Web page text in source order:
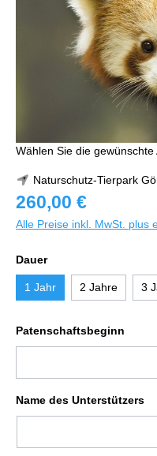
Wählen Sie die
Naturschutz-Tierpark
260,00 €
Alle Preise inkl. MwSt. plus
Dauer
1 Jahr 2 Jahre 3
Patenschaftsbeginn
Name des Unterstützers